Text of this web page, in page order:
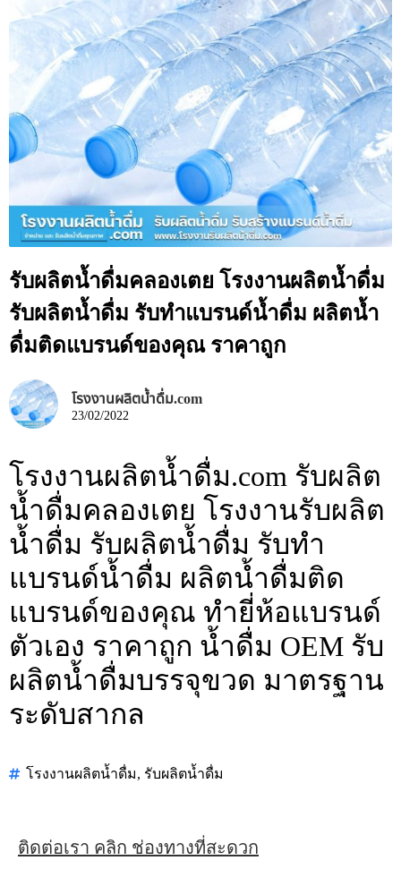
รับผลิตน้ำดื่มคลองเตย โรงงานผลิตน้ำดื่ม
รับผลิตน้ำดื่ม รับทำแบรนด์น้ำดื่ม ผลิตน้ำ
ดื่มติดแบรนด์ของคุณ ราคาถูก
โรงงานผลิตน้ำดื่ม.com
23/02/2022
โรงงานผลิตน้ำดื่ม.com รับผลิต
น้ำดื่มคลองเตย โรงงานรับผลิต
น้ำดื่ม รับผลิตน้ำดื่ม รับทำ
แบรนด์น้ำดื่ม ผลิตน้ำดื่มติด
แบรนด์ของคุณ ทำยี่ห้อแบรนด์
ตัวเอง ราคาถูก น้ำดื่ม OEM รับ
ผลิตน้ำดื่มบรรจุขวด มาตรฐาน
ระดับสากล
โรงงานผลิตน้ำดื่ม, รับผลิตน้ำดื่ม
ติดต่อเรา คลิก ช่องทางที่สะดวก